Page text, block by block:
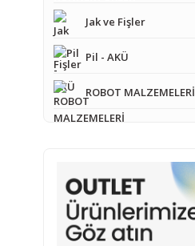
Jak ve Fişler
Pil - AKÜ
ROBOT MALZEMELERİ